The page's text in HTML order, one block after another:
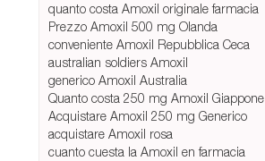
quanto costa Amoxil originale farmacia
Prezzo Amoxil 500 mg Olanda
conveniente Amoxil Repubblica Ceca
australian soldiers Amoxil
generico Amoxil Australia
Quanto costa 250 mg Amoxil Giappone
Acquistare Amoxil 250 mg Generico
acquistare Amoxil rosa
cuanto cuesta la Amoxil en farmacia